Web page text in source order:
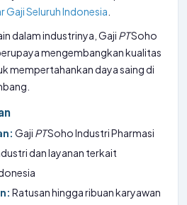
Gaji Seluruh Indonesia
dalam industrinya, Gaji PTSoho
mengembangkan kualitas
mempertahankan daya saing di
Gaji PTSoho Industri Pharmasi
dan layanan terkait
Ratusan hingga ribuan karyawan